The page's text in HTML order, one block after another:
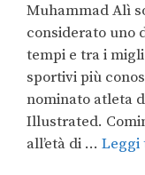
Muhammad Alì
considerato uno
tempi e tra i
sportivi più
nominato atleta
Illustrated.
all’età di … Leggi